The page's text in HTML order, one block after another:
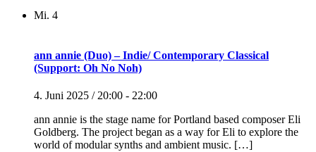
Mi. 4
ann annie (Duo) – Indie/ Contemporary Classical
(Support: Oh No Noh)
4. Juni 2025 / 20:00 - 22:00
ann annie is the stage name for Portland based composer Eli
Goldberg. The project began as a way for Eli to explore the
world of modular synths and ambient music. […]